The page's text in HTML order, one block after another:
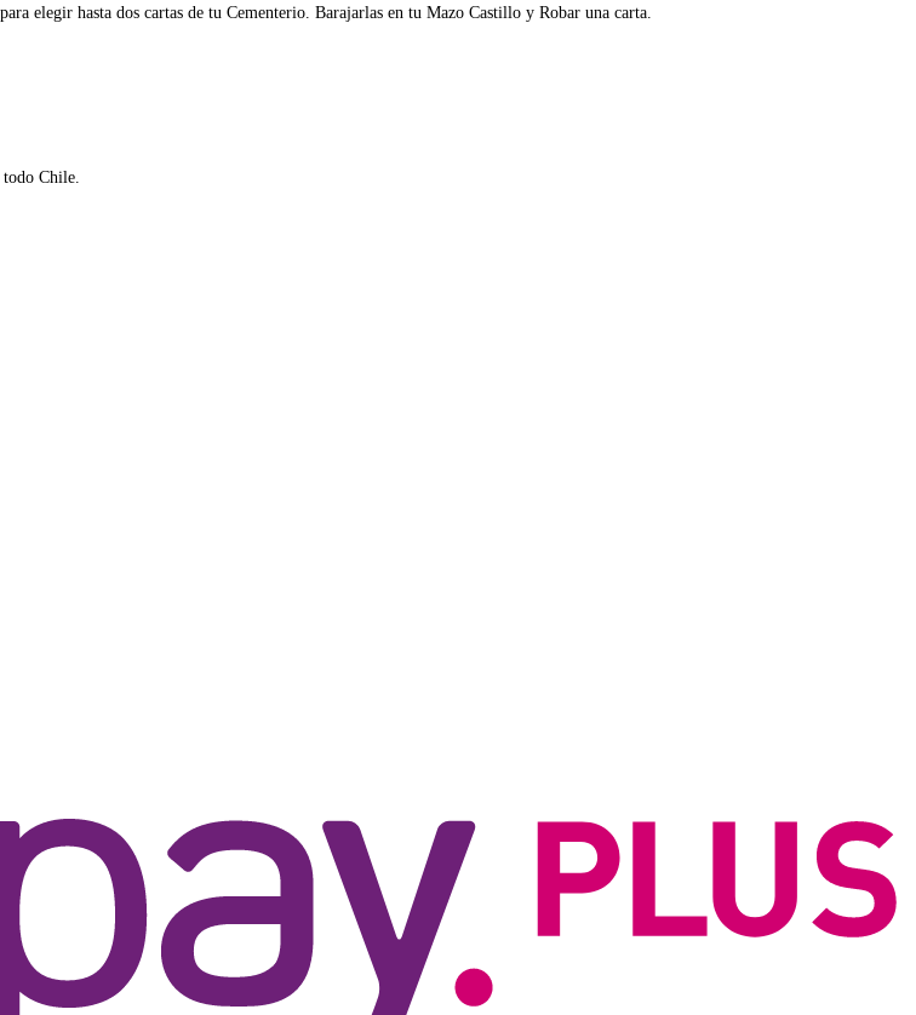
elegir hasta dos cartas de tu Cementerio. Barajarlas en tu Mazo Castillo y Robar una carta.
todo Chile.